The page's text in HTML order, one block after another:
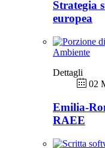
Strategia
europea
Ambiente
Dettagli
02
Emilia-
RAEE